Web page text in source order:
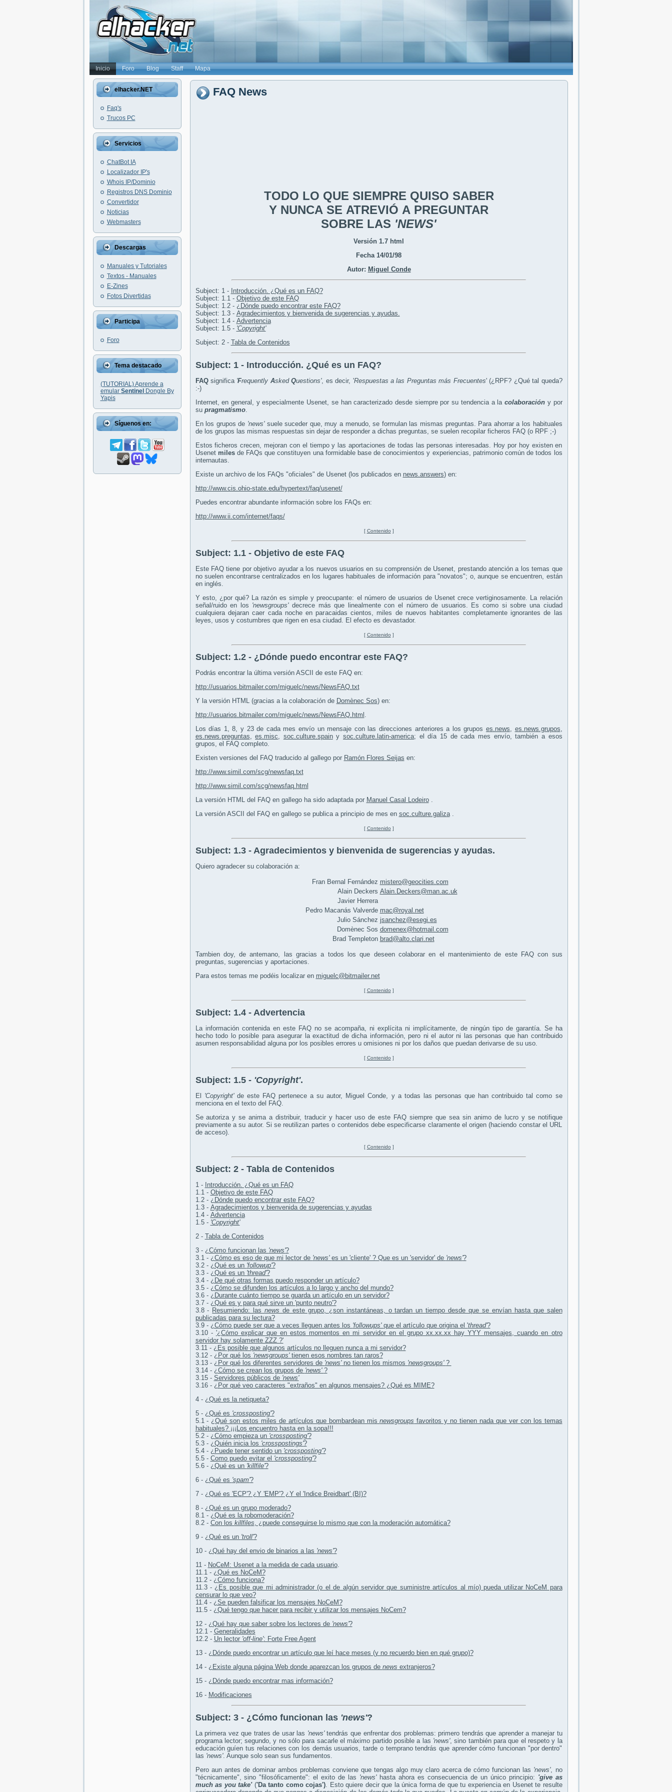
Inicio Foro Blog Staff Mapa
elhacker.NET
Faq's
Trucos PC
Servicios
ChatBot IA
Localizador IP's
Whois IP/Dominio
Registros DNS Dominio
Convertidor
Noticias
Webmasters
Descargas
Manuales y Tutoriales
Textos - Manuales
E-Zines
Fotos Divertidas
Participa
Foro
Tema destacado
(TUTORIAL) Aprende a
emular Sentinel Dongle By
Yapis
Síguenos en:
FAQ News
TODO LO QUE SIEMPRE QUISO SABER
Y NUNCA SE ATREVIÓ A PREGUNTAR
SOBRE LAS 'NEWS'
Versión 1.7 html
Fecha 14/01/98
Autor: Miguel Conde
Subject: 1 - Introducción. ¿Qué es un FAQ?
Subject: 1.1 - Objetivo de este FAQ
Subject: 1.2 - ¿Dónde puedo encontrar este FAQ?
Subject: 1.3 - Agradecimientos y bienvenida de sugerencias y ayudas.
Subject: 1.4 - Advertencia
Subject: 1.5 - 'Copyright'
Subject: 2 - Tabla de Contenidos
Subject: 1 - Introducción. ¿Qué es un FAQ?
FAQsignifica 'Frequently AskedQuestions', es decir, 'Respuestas a las Preguntas más Frecuentes' (¿RPF? ¿Qué tal queda?
:-)
Internet, en general, y especialmente Usenet, se han caracterizado desde siempre por su tendencia a lacolaboración y por
su pragmatismo.
En los grupos de 'news'suele suceder que, muy a menudo, se formulan las mismas preguntas. Para ahorrar a los habituales
de los grupos las mismas respuestas sin dejar de responder a dichas preguntas, se suelen recopilar ficheros FAQ (o RPF ;-)
Estos ficheros crecen, mejoran con el tiempo y las aportaciones de todas las personas interesadas. Hoy por hoy existen en
Usenet milesde FAQs que constituyen una formidable base de conocimientos y experiencias, patrimonio común de todos los
internautas.
Existe un archivo de los FAQs "oficiales" de Usenet (los publicados en news.answers) en:
http://www.cis.ohio-state.edu/hypertext/faq/usenet/
Puedes encontrar abundante información sobre los FAQs en:
http://www.ii.com/internet/faqs/
[ Contenido ]
Subject: 1.1 - Objetivo de este FAQ
Este FAQ tiene por objetivo ayudar a los nuevos usuarios en su comprensión de Usenet, prestando atención a los temas que
no suelen encontrarse centralizados en los lugares habituales de información para "novatos"; o, aunque se encuentren, están
en inglés.
Y esto, ¿por qué? La razón es simple y preocupante: el número de usuarios de Usenet crece vertiginosamente. La relación
señal/ruido en los 'newsgroups' decrece más que linealmente con el número de usuarios. Es como si sobre una ciudad
cualquiera dejaran caer cada noche en paracaidas cientos, miles de nuevos habitantes completamente ignorantes de las
leyes, usos y costumbres que rigen en esa ciudad. El efecto es devastador.
[ Contenido ]
Subject: 1.2 - ¿Dónde puedo encontrar este FAQ?
Podrás encontrar la última versión ASCII de este FAQ en:
http://usuarios.bitmailer.com/miguelc/news/NewsFAQ.txt
Y la versión HTML (gracias a la colaboración de Domènec Sos) en:
http://usuarios.bitmailer.com/miguelc/news/NewsFAQ.html .
Los días 1, 8, y 23 de cada mes envío un mensaje con las direcciones anteriores a los grupos es.news, es.news.grupos,
es.news.preguntas,es.misc, soc.culture.spainysoc.culture.latin-america; el día 15 de cada mes envío, también a esos
grupos, el FAQ completo.
Existen versiones del FAQ traducido al gallego por Ramón Flores Seijas en:
http://www.simil.com/scg/newsfaq.txt
http://www.simil.com/scg/newsfaq.html
La versión HTML del FAQ en gallego ha sido adaptada por Manuel Casal Lodeiro.
La versión ASCII del FAQ en gallego se publica a principio de mes en soc.culture.galiza.
[ Contenido ]
Subject: 1.3 - Agradecimientos y bienvenida de sugerencias y ayudas.
Quiero agradecer su colaboración a:
Fran Bernal Fernández mistero@geocities.com
Alain Deckers Alain.Deckers@man.ac.uk
Javier Herrera
Pedro Macanás Valverde mac@royal.net
Julio Sánchez jsanchez@esegi.es
Domènec Sos domenex@hotmail.com
Brad Templeton brad@alto.clari.net
Tambien doy, de antemano, las gracias a todos los que deseen colaborar en el mantenimiento de este FAQ con sus
preguntas, sugerencias y aportaciones.
Para estos temas me podéis localizar en miguelc@bitmailer.net
[ Contenido ]
Subject: 1.4 - Advertencia
La información contenida en este FAQ no se acompaña, ni explícita ni implícitamente, de ningún tipo de garantía. Se ha
hecho todo lo posible para asegurar la exactitud de dicha información, pero ni el autor ni las personas que han contribuido
asumen responsabilidad alguna por los posibles errores u omisiones ni por los daños que puedan derivarse de su uso.
[ Contenido ]
Subject: 1.5 - 'Copyright'.
El 'Copyright'de este FAQ pertenece a su autor, Miguel Conde, y a todas las personas que han contribuido tal como se
menciona en el texto del FAQ.
Se autoriza y se anima a distribuir, traducir y hacer uso de este FAQ siempre que sea sin animo de lucro y se notifique
previamente a su autor. Si se reutilizan partes o contenidos debe especificarse claramente el origen (haciendo constar el URL
de acceso).
[ Contenido ]
Subject: 2 - Tabla de Contenidos
1 - Introducción. ¿Qué es un FAQ
1.1 - Objetivo de este FAQ
1.2 - ¿Dónde puedo encontrar este FAQ?
1.3 - Agradecimientos y bienvenida de sugerencias y ayudas
1.4 - Advertencia
1.5 - 'Copyright'
2 - Tabla de Contenidos
3 - ¿Cómo funcionan las 'news'?
3.1 - ¿Cómo es eso de que mi lector de 'news' es un 'cliente' ? Que es un 'servidor' de 'news'?
3.2 - ¿Qué es un 'followup'?
3.3 - ¿Qué es un 'thread'?
3.4 - ¿De qué otras formas puedo responder un artículo?
3.5 - ¿Cómo se difunden los artículos a lo largo y ancho del mundo?
3.6 - ¿Durante cuánto tiempo se guarda un artículo en un servidor?
3.7 - ¿Qué es y para qué sirve un 'punto neutro'?
3.8 - Resumiendo: lasnewsde este grupo, ¿son instantáneas, o tardan un tiempo desde que se envían hasta que salen
publicadas para su lectura?
3.9 - ¿Cómo puede ser que a veces lleguen antes los 'followups' que el artículo que origina el 'thread'?
3.10 - '¿Cómo explicar que en estos momentos en mi servidor en el grupo xx.xx.xx hay YYY mensajes, cuando en otro
servidor hay solamente ZZZ ?'
3.11 - ¿Es posible que algunos artículos no lleguen nunca a mi servidor?
3.12 - ¿Por qué los 'newsgroups' tienen esos nombres tan raros?
3.13 - ¿Por qué los diferentes servidores de 'news'no tienen los mismos 'newsgroups' ?
3.14 - ¿Cómo se crean los grupos de 'news' ?
3.15 - Servidores públicos de 'news'
3.16 - ¿Por qué veo caracteres "extraños" en algunos mensajes? ¿Qué es MIME?
4 - ¿Qué es la netiqueta?
5 - ¿Qué es 'crossposting'?
5.1 - ¿Qué son estos miles de artículos que bombardean misnewsgroups favoritos y no tienen nada que ver con los temas
habituales? ¡¡¡Los encuentro hasta en la sopa!!!
5.2 - ¿Cómo empieza un 'crossposting'?
5.3 - ¿Quién inicia los 'crosspostings'?
5.4 - ¿Puede tener sentido un 'crossposting'?
5.5 - Como puedo evitar el 'crossposting'?
5.6 - ¿Qué es un 'killfile'?
6 - ¿Qué es 'spam'?
7 - ¿Qué es 'ECP'? ¿Y 'EMP'? ¿Y el 'Indice Breidbart' (BI)?
8 - ¿Qué es un grupo moderado?
8.1 - ¿Qué es la robomoderación?
8.2 - Con los killfiles, ¿puede conseguirse lo mismo que con la moderación automática?
9 - ¿Qué es un 'troll'?
10 - ¿Qué hay del envio de binarios a las 'news'?
11 - NoCeM: Usenet a la medida de cada usuario.
11.1 - ¿Qué es NoCeM?
11.2 - ¿Cómo funciona?
11.3 - ¿Es posible que mi administrador (o el de algún servidor que suministre artículos al mío) pueda utilizar NoCeM para
censurar lo que veo?
11.4 - ¿Se pueden falsificar los mensajes NoCeM?
11.5 - ¿Qué tengo que hacer para recibir y utilizar los mensajes NoCem?
12 - ¿Qué hay que saber sobre los lectores de 'news'?
12.1 - Generalidades
12.2 - Un lector 'off-line': Forte Free Agent
13 - ¿Dónde puedo encontrar un artículo que leí hace meses (y no recuerdo bien en qué grupo)?
14 - ¿Existe alguna página Web donde aparezcan los grupos de news extranjeros?
15 - ¿Dónde puedo encontrar mas información?
16 - Modificaciones
Subject: 3 - ¿Cómo funcionan las 'news'?
La primera vez que trates de usar las 'news'tendrás que enfrentar dos problemas: primero tendrás que aprender a manejar tu
programa lector; segundo, y no sólo para sacarle el máximo partido posible a las 'news', sino también para que el respeto y la
educación guíen tus relaciones con los demás usuarios, tarde o temprano tendrás que aprender cómo funcionan "por dentro"
las 'news'. Aunque solo sean sus fundamentos.
Pero aun antes de dominar ambos problemas conviene que tengas algo muy claro acerca de cómo funcionan las 'news', no
"técnicamente", sino "filosóficamente": el exito de las 'news' hasta ahora es consecuencia de un único principio: 'give as
much as you take' ('Da tanto como cojas'). Esto quiere decir que la única forma de que tu experiencia en Usenet te resulte